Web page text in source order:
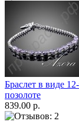
Браслет в виде
позолоте
839.00 р.